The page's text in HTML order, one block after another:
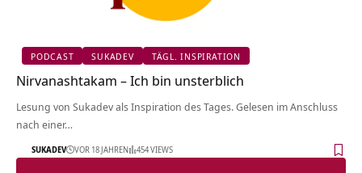
PODCAST SUKADEV TÄGL. INSPIRATION
Nirvanashtakam – Ich bin unsterblich
Lesung von Sukadev als Inspiration des Tages. Gelesen im Anschluss
nach einer…
SUKADEV VOR 18 JAHREN 454 VIEWS